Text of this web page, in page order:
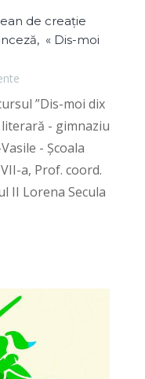
de creație
« Dis-moi
”Dis-moi dix
literară - gimnaziu
- Școala
a, Prof. coord.
II Lorena Secula